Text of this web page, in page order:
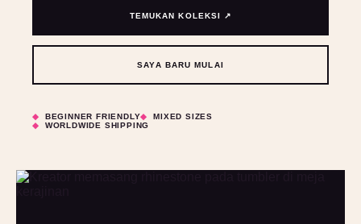
TEMUKAN KOLEKSI ↗
SAYA BARU MULAI
BEGINNER FRIENDLY
MIXED SIZES
WORLDWIDE SHIPPING